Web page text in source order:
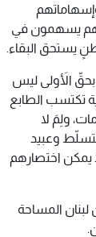
وهم يسهمون في
يستحق البقاء.
بحقّ الأَولى ليس
مؤسسة وطنية تكتسب الطابع
ولِمَ لا
وعبيد
يمكن اختصارهم
المساحة